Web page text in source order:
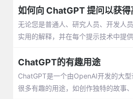
如何向 ChatGPT 提问以获
无论您是普通人、研究人员、开发人
实用的解释，并在每个提示技术中提
ChatGPT的有趣用途
ChatGPT是一个由OpenAI开发的大
很多有趣的用途，如创作独特的故事